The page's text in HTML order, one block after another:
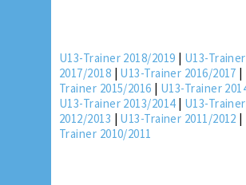
U13-Trainer 2018/2019 | U13-Trainer
2017/2018 | U13-Trainer 2016/2017 |
Trainer 2015/2016 | U13-Trainer
U13-Trainer 2013/2014| U13-Trainer
2012/2013 | U13-Trainer 2011/2012 |
Trainer 2010/2011